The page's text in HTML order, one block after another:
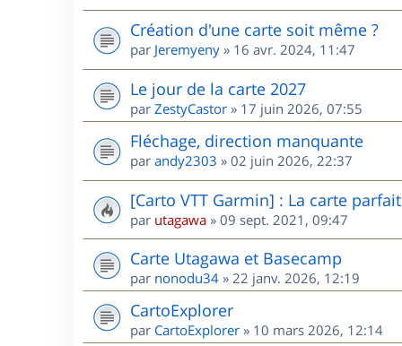
Création d'une carte soit même ?
par Jeremyeny » 16 avr. 2024, 11:47
Le jour de la carte 2027
par ZestyCastor » 17 juin 2026, 07:55
Fléchage, direction manquante
par andy2303 » 02 juin 2026, 22:37
[Carto VTT Garmin] : La carte
par utagawa » 09 sept. 2021, 09:47
Carte Utagawa et Basecamp
par nonodu34 » 22 janv. 2026, 12:19
CartoExplorer
par CartoExplorer » 10 mars 2026, 12:14